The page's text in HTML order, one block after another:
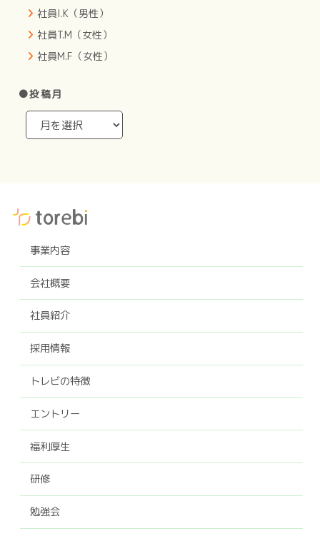
社員I.K（男性）
社員T.M（女性）
社員M.F（女性）
●投稿月
事業内容
会社概要
社員紹介
採用情報
トレビの特徴
エントリー
福利厚生
研修
勉強会